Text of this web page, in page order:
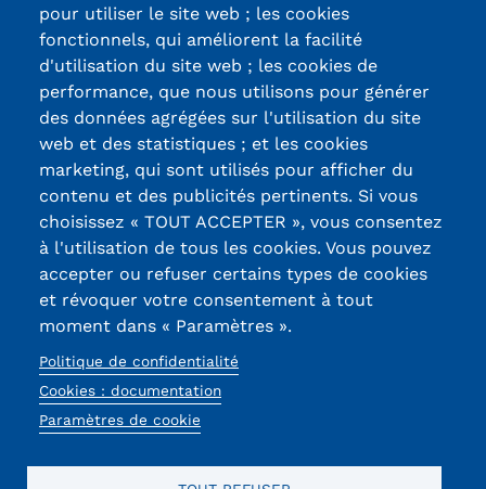
13, Rue Ernest
Thierry-Mieg
90010 BELFORT
Cedex
03 84 58 33 10
Réseaux
sociaux
Certifications /
Labels qualité
pour utiliser le site web ; les cookies
fonctionnels, qui améliorent la facilité
d'utilisation du site web ; les cookies de
performance, que nous utilisons pour générer
des données agrégées sur l'utilisation du site
web et des statistiques ; et les cookies
marketing, qui sont utilisés pour afficher du
contenu et des publicités pertinents. Si vous
choisissez « TOUT ACCEPTER », vous consentez
à l'utilisation de tous les cookies. Vous pouvez
accepter ou refuser certains types de cookies
et révoquer votre consentement à tout
moment dans « Paramètres ».
Politique de confidentialité
Cookies : documentation
Paramètres de cookie